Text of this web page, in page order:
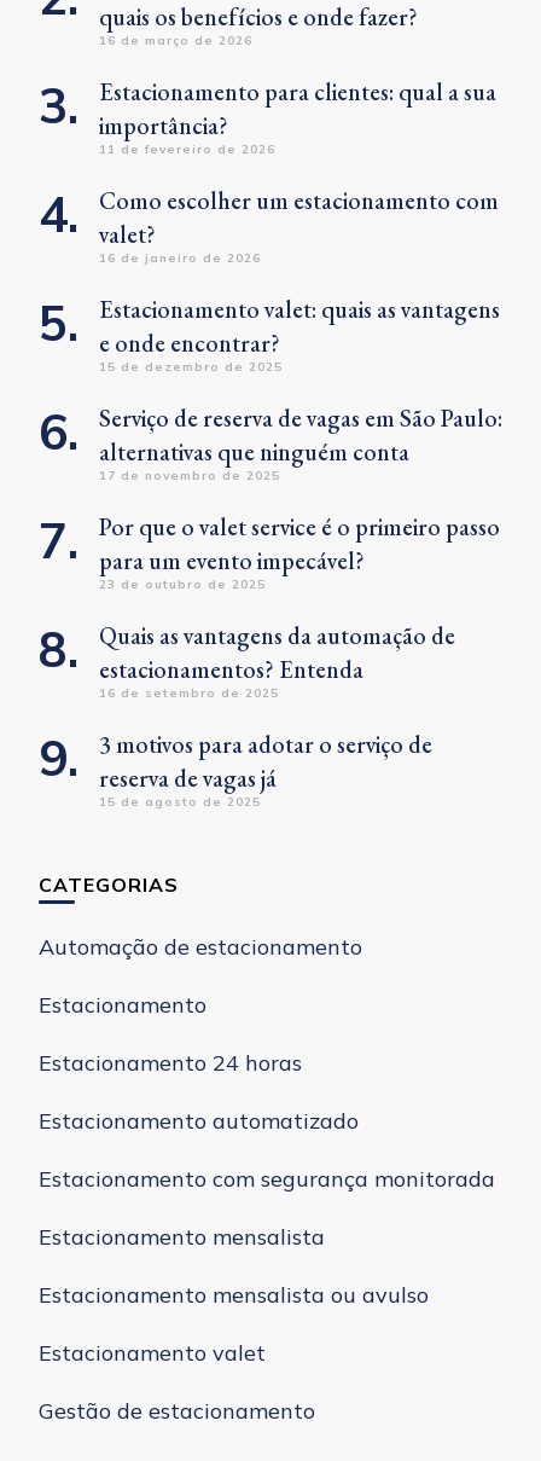
quais os benefícios e onde fazer?
16 de março de 2026
Estacionamento para clientes: qual a sua
importância?
11 de fevereiro de 2026
Como escolher um estacionamento com
valet?
16 de janeiro de 2026
Estacionamento valet: quais as vantagens
e onde encontrar?
15 de dezembro de 2025
Serviço de reserva de vagas em São Paulo:
alternativas que ninguém conta
17 de novembro de 2025
Por que o valet service é o primeiro passo
para um evento impecável?
23 de outubro de 2025
Quais as vantagens da automação de
estacionamentos? Entenda
16 de setembro de 2025
3 motivos para adotar o serviço de
reserva de vagas já
15 de agosto de 2025
CATEGORIAS
Automação de estacionamento
Estacionamento
Estacionamento 24 horas
Estacionamento automatizado
Estacionamento com segurança monitorada
Estacionamento mensalista
Estacionamento mensalista ou avulso
Estacionamento valet
Gestão de estacionamento